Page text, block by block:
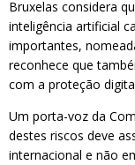
Bruxelas considera
inteligência artificial
importantes,
reconhece que
com a proteção
Um porta-voz da
destes riscos deve
internacional e não